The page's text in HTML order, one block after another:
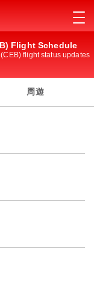
Flight Schedule
flight status updates
周遊